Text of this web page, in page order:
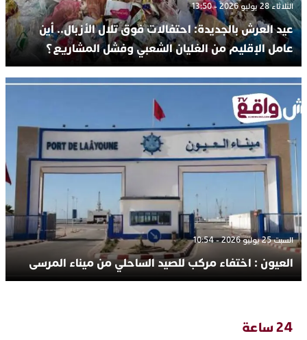
الثلاثاء 28 يوليو 2026 - 13:50
عيد العرش بالجديدة: احتفالات فوق تلال الأزبال.. أين
عامل الإقليم من الغليان الشعبي وفشل المشاريع؟
السبت 25 يوليو 2026 - 10:54
العيون : اختفاء مركب للصيد الساحلي من ميناء المرسى
24 ساعة